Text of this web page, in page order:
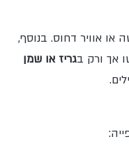
אוויר דחוס. בנוסף,
אך ורק בגריז או שמן